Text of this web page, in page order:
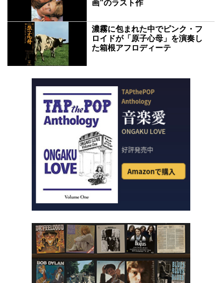
画”のラスト作
濃霧に包まれた中でピンク・フ
ロイドが「原子心母」を演奏し
た箱根アフロディーテ